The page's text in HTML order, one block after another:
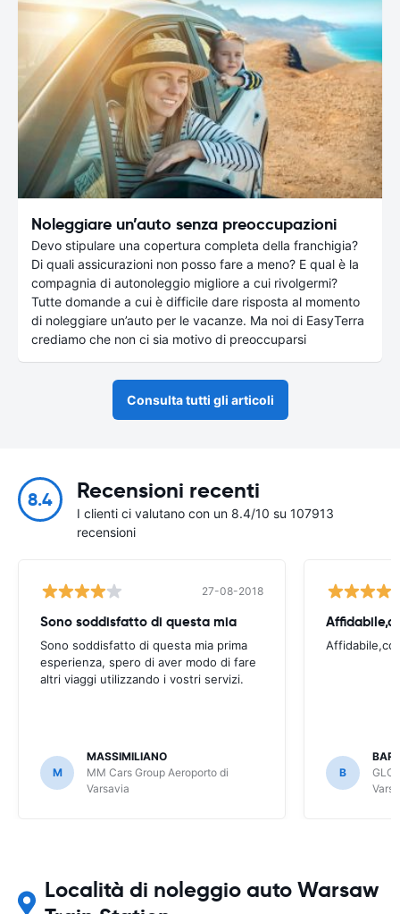
Noleggiare un’auto senza preoccupazioni
Devo stipulare una copertura completa della franchigia?
Di quali assicurazioni non posso fare a meno? E qual è la
compagnia di autonoleggio migliore a cui rivolgermi?
Tutte domande a cui è difficile dare risposta al momento
di noleggiare un’auto per le vacanze. Ma noi di EasyTerra
crediamo che non ci sia motivo di preoccuparsi
Consulta tutti gli articoli
8.4 Recensioni recenti
I clienti ci valutano con un 8.4/10 su 107913
recensioni
27-08-2018
Sono soddisfatto di questa mia
Sono soddisfatto di questa mia prima
esperienza, spero di aver modo di fare
altri viaggi utilizzando i vostri servizi.
M
MASSIMILIANO
MM Cars Group Aeroporto di
Varsavia
B
Località di noleggio auto Warsaw